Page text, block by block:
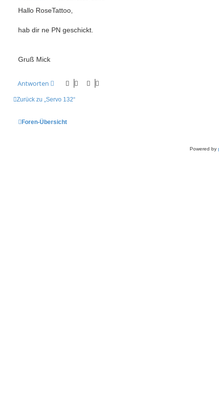
i
a
g
Hallo RoseTattoo,
hab dir ne PN geschickt.
Gruß Mick
Antworten
Zurück zu „Servo 132“
Foren-Übersicht
Powered by